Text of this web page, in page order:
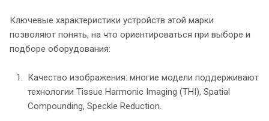
Ключевые характеристики устройств этой марки
позволяют понять, на что ориентироваться при выборе и
подборе оборудования:
Качество изображения: многие модели поддерживают
технологии Tissue Harmonic Imaging (THI), Spatial
Compounding, Speckle Reduction.